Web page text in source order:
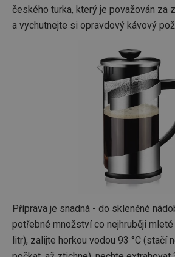
českého turka, který je považován za
a vychutnejte si opravdový kávový
Příprava je snadná - do skleněné
potřebné množství co nejhruběji
litr), zalijte horkou vodou 93 °C (stačí